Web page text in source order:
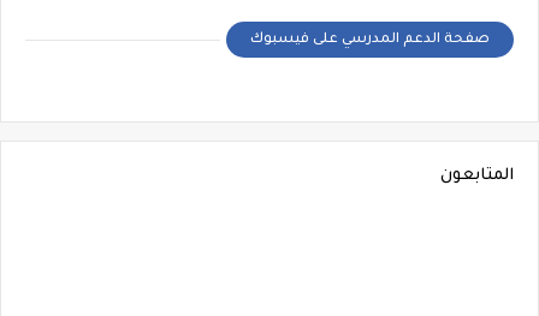
صفحة الدعم المدرسي على فيسبوك
المتابعون